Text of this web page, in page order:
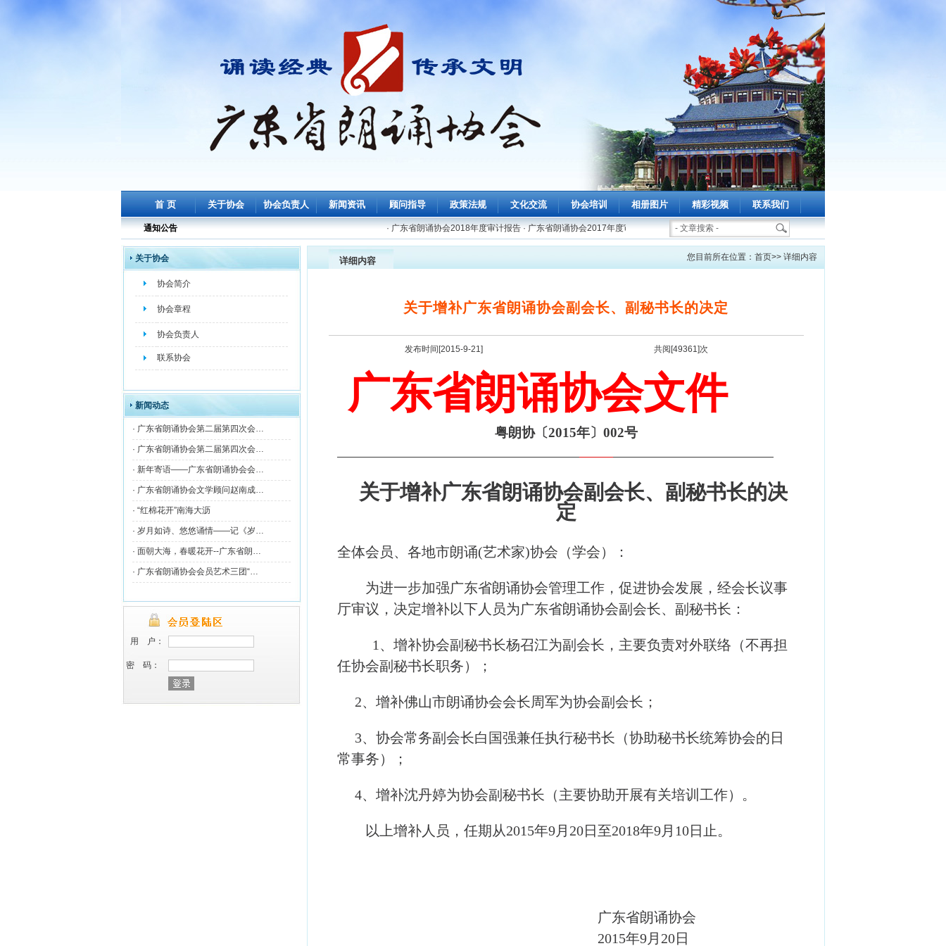
首 页 关于协会 协会负责人 新闻资讯 顾问指导 政策法规 文化交流 协会培训 相册图片 精彩视频 联系我们
通知公告 广东省朗诵协会2018年度审计报告· 广东省朗诵协会2017年度审计报告 广东省朗诵协会会员管理办法 关于成立广东省朗诵协会“少儿语言艺术专业
关于协会
协会简介
协会章程
协会负责人
联系协会
新闻动态
· 广东省朗诵协会第二届第四次会…
· 广东省朗诵协会第二届第四次会…
· 新年寄语——广东省朗诵协会会…
· 广东省朗诵协会文学顾问赵南成…
· “红棉花开”南海大沥
· 岁月如诗、悠悠诵情——记《岁…
· 面朝大海，春暖花开--广东省朗…
· 广东省朗诵协会会员艺术三团“…
用 户：
密 码：
详细内容 您目前所在位置：首页>> 详细内容
关于增补广东省朗诵协会副会长、副秘书长的决定
发布时间[2015-9-21] 共阅[49361]次
广东省朗诵协会文件
粤朗协〔2015年〕 002号
关于增补广东省朗诵协会副会长、副秘书长的决
定
全体会员、各地市朗诵(艺术家)协会（学会）：
为进一步加强广东省朗诵协会管理工作，促进协会发展，经会长议事
厅审议，决定增补以下人员为广东省朗诵协会副会长、副秘书长：
1 、增补协会副秘书长杨召江为副会长，主要负责对外联络（不再担
任协会副秘书长职务）；
2、增补佛山市朗诵协会会长周军为协会副会长；
3、协会常务副会长白国强兼任执行秘书长（协助秘书长统筹协会的日
常事务）；
4、增补沈丹婷为协会副秘书长（主要协助开展有关培训工作）。
以上增补人员，任期从2015年9月 20日 至2018年9月 10日 止。
广东省朗诵协会
2015年9月20日